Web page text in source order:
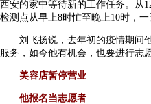
西安的家中等待新的工作任务。从
检测点从早上8时忙至晚上10时，一
刘飞扬说，去年初的疫情期间他
服务，如今他有机会，也要进行志
美容店暂停营业
他报名当志愿者